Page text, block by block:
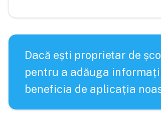
Dacă ești proprietar de
pentru a adăuga
beneficia de aplicația